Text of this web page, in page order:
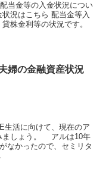
当金等の入金状況につい
況はこちら 配当金等入
株金利等の状況です。
婦の金融資産状況
活に向けて、現在のア
ましょう。 アルは10年
なかったので、セミリタ